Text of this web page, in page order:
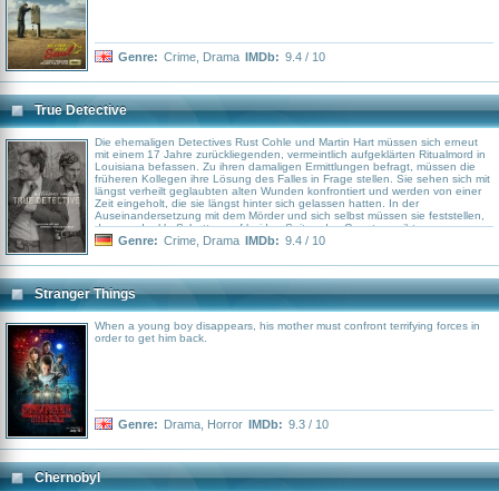
Genre: Crime Drama IMDb: 9.4 / 10
True Detective
Die ehemaligen Detectives Rust Cohle und Martin Hart müssen sich erneut
mit einem 17 Jahre zurückliegenden, vermeintlich aufgeklärten Ritualmord in
Louisiana befassen. Zu ihren damaligen Ermittlungen befragt, müssen die
früheren Kollegen ihre Lösung des Falles in Frage stellen. Sie sehen sich mit
längst verheilt geglaubten alten Wunden konfrontiert und werden von einer
Zeit eingeholt, die sie längst hinter sich gelassen hatten. In der
Auseinandersetzung mit dem Mörder und sich selbst müssen sie feststellen,
dass es dunkle Schatten auf beiden Seiten des Gesetzes gibt.
Genre: Crime Drama IMDb: 9.4 / 10
Stranger Things
When a young boy disappears, his mother must confront terrifying forces in
order to get him back.
Genre: Drama Horror IMDb: 9.3 / 10
Chernobyl